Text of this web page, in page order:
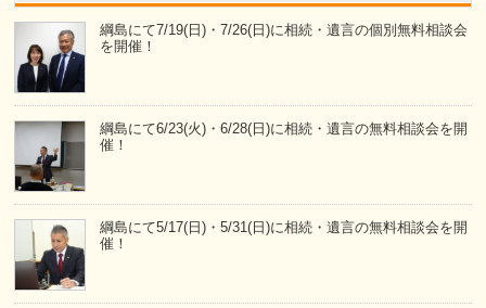
綱島にて7/19(日)・7/26(日)に相続・遺言の個別無料相談会
を開催！
綱島にて6/23(火)・6/28(日)に相続・遺言の無料相談会を開
催！
綱島にて5/17(日)・5/31(日)に相続・遺言の無料相談会を開
催！